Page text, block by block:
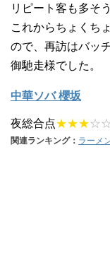
リピート客も多そ
これからちょくち
ので、再訪はバッ
御馳走様でした。
中華ソバ 櫻坂
夜総合点★★★☆☆
関連ランキング： ラーメ